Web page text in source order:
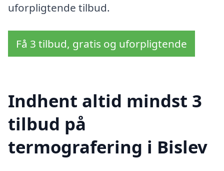
uforpligtende tilbud.
Få 3 tilbud, gratis og uforpligtende
Indhent altid mindst 3
tilbud på
termografering i Bislev